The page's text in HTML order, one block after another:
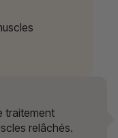
traitement
relâchés.